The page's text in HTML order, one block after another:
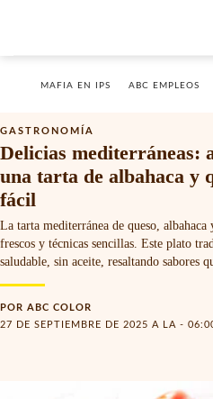
MAFIA EN IPS ABC EMPLEOS
GASTRONOMÍA
Delicias mediterráneas:
una tarta de albahaca y
fácil
La tarta mediterránea de queso,
frescos y técnicas sencillas. Este plato
saludable, sin aceite, resaltando sabores
POR ABC COLOR
27 DE SEPTIEMBRE DE 2025 A LA -